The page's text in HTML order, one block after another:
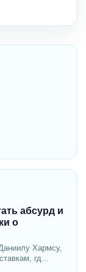
абсурд и
о
Хармсу,
гд...